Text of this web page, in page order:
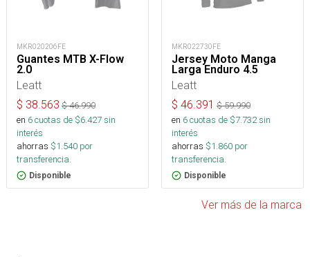
MKR020206FE
Guantes MTB X-Flow
2.0
Leatt
$ 38.563 $46.990
en 6cuotas de $6.427sin
interés
ahorras $1.540 por
transferencia.
Disponible
MKR022730FE
Jersey Moto Manga
Larga Enduro 4.5
Leatt
$ 46.391 $59.990
en 6cuotas de $7.732sin
interés
ahorras $1.860 por
transferencia.
Disponible
Ver más de la marca